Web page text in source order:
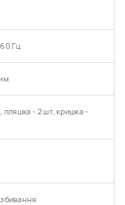
Гц
пляшка - 2 шт, кришка -